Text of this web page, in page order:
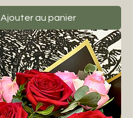
Ajouter au panier